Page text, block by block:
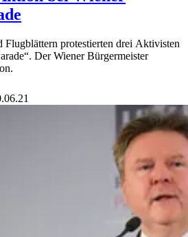
Flugblättern protestierten drei Aktivisten
Der Wiener Bürgermeister